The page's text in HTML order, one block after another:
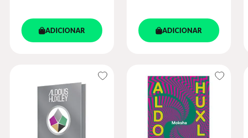
ADICIONAR ADICIONAR